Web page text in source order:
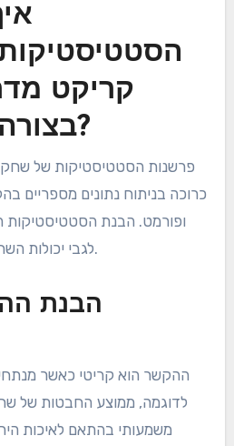
קריקט
בצורה אפקטיבית?
פרשנות הסטטיסטיקות של
כרוכה בניתוח נתונים מספריים
ופורמט. הבנת הסטטיסטיקות
לגבי יכולות השחקן, חוזקות ואזורי שיפור.
הבנת
ההקשר הוא קריטי כאשר
לדוגמה, ממוצע החבטות של
משמעותי בהתאם לאיכות